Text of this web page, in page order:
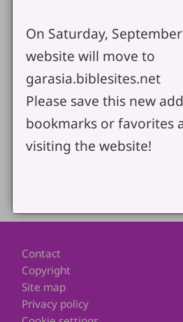
Document
Garasia Desktop Bible
Send us your comments
Contact
Copyright
Site map
Privacy policy
On Saturday,
website will move to
garasia.biblesites.net
Please save this new
bookmarks or favorites
visiting the website!